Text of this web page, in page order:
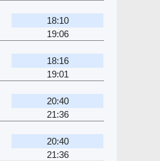
18:10
19:06
18:16
19:01
20:40
21:36
20:40
21:36